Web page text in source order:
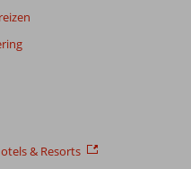
& Resorts